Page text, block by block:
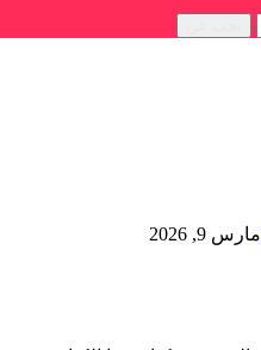
مارس 9, 2026